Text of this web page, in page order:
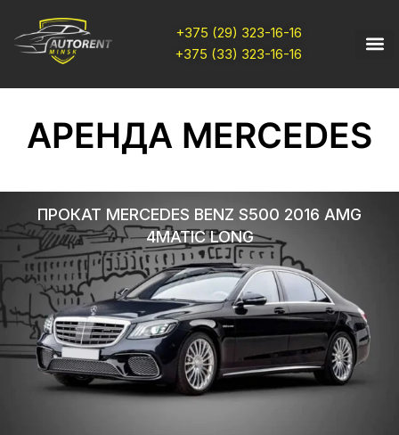
+375 (29) 323-16-16
+375 (33) 323-16-16
АРЕНДА MERCEDES
ПРОКАТ MERCEDES BENZ S500 2016 AMG
4MATIC LONG